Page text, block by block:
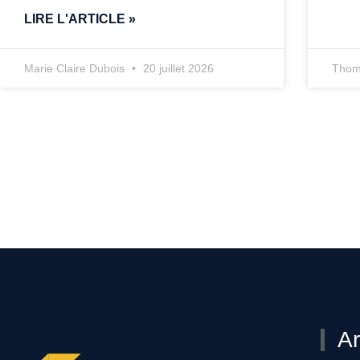
LIRE L'ARTICLE »
Marie Claire Dubois 20 juillet 2026